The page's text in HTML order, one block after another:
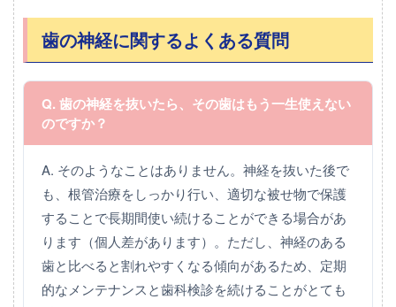
歯の神経に関するよくある質問
Q. 歯の神経を抜いたら、その歯はもう一生使えない
のですか？
A. そのようなことはありません。神経を抜いた後で
も、根管治療をしっかり行い、適切な被せ物で保護
することで長期間使い続けることができる場合があ
ります（個人差があります）。ただし、神経のある
歯と比べると割れやすくなる傾向があるため、定期
的なメンテナンスと歯科検診を続けることがとても